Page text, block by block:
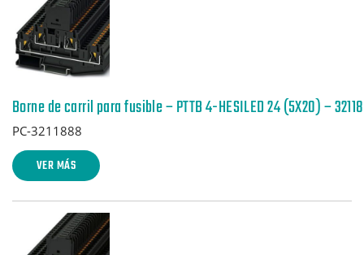
Borne de carril para fusible – PTTB 4-HESILED 24 (5X20) –
PC-3211888
VER MÁS